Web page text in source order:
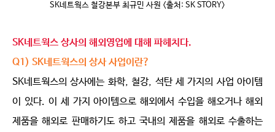
SK네트웍스 철강본부 최규민 사원 <출처: SK STORY>
SK네트웍스 상사의 해외영업에 대해 파헤치다.
Q1) SK네트웍스의 상사 사업이란?
SK네트웍스의 상사에는 화학, 철강, 석탄 세 가지의 사업 아이템
이 있다. 이 세 가지 아이템으로 해외에서 수입을 해오거나 해외
제품을 해외로 판매하기도 하고 국내의 제품을 해외로 수출하는